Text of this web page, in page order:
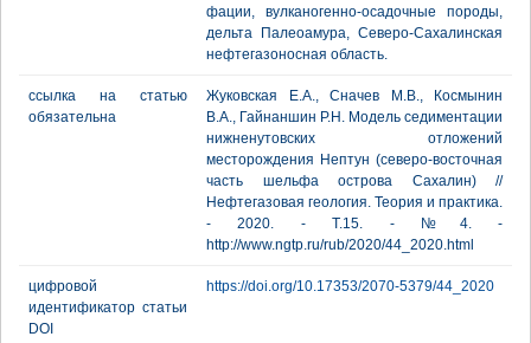
фации, вулканогенно-осадочные породы,
дельта Палеоамура, Северо-Сахалинская
нефтегазоносная область.
ссылка на статью
обязательна
Жуковская Е.А., Сначев М.В., Космынин
В.А., Гайнаншин Р.Н. Модель седиментации
нижненутовских отложений
месторождения Нептун (северо-восточная
часть шельфа острова Сахалин) //
Нефтегазовая геология. Теория и практика.
- 2020. - Т.15. - №4. -
http://www.ngtp.ru/rub/2020/44_2020.html
цифровой
идентификатор статьи
DOI
https://doi.org/10.17353/2070-5379/44_2020